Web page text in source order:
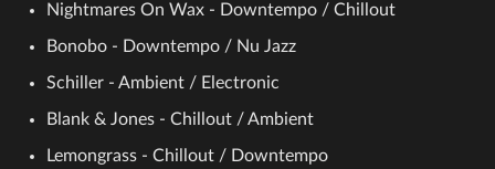
Nightmares On Wax - Downtempo / Chillout
Bonobo - Downtempo / Nu Jazz
Schiller - Ambient / Electronic
Blank & Jones - Chillout / Ambient
Lemongrass - Chillout / Downtempo